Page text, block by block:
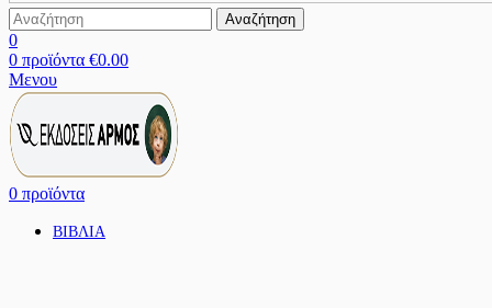
Αναζήτηση
0
0 προϊόντα €0.00
Μενου
0 προϊόντα
ΒΙΒΛΙΑ